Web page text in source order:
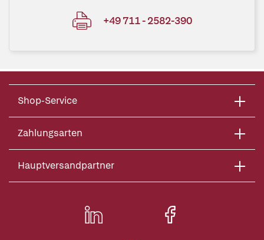
+49 711 - 2582-390
Shop-Service
Zahlungsarten
Hauptversandpartner